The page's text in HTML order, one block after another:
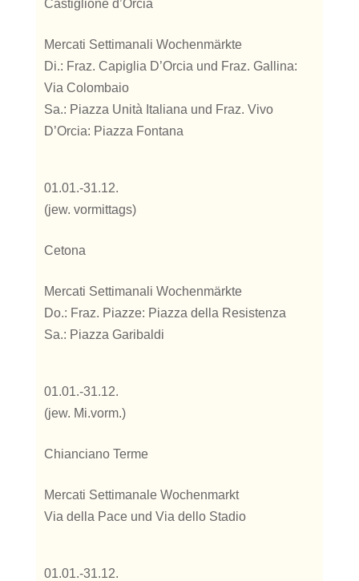
Castiglione d’Orcia
Mercati Settimanali Wochenmärkte
Di.: Fraz. Capiglia D’Orcia und Fraz. Gallina:
Via Colombaio
Sa.: Piazza Unità Italiana und Fraz. Vivo
D’Orcia: Piazza Fontana
01.01.-31.12.
(jew. vormittags)
Cetona
Mercati Settimanali Wochenmärkte
Do.: Fraz. Piazze: Piazza della Resistenza
Sa.: Piazza Garibaldi
01.01.-31.12.
(jew. Mi.vorm.)
Chianciano Terme
Mercati Settimanale Wochenmarkt
Via della Pace und Via dello Stadio
01.01.-31.12.